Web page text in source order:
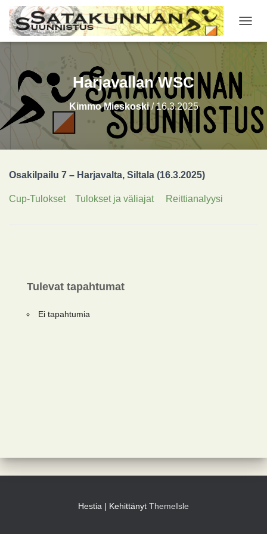
Harjavallan WSC
Kimmo Mieskoski/16.3.2025
Osakilpailu 7 – Harjavalta, Siltala (16.3.2025)
Cup-Tulokset Tulokset ja väliajat Reittianalyysi
Tulevat tapahtumat
Ei tapahtumia
Hestia | Kehittänyt ThemeIsle